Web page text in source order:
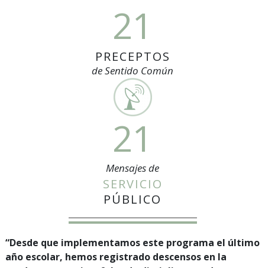
21
PRECEPTOS
de Sentido Común
21
Mensajes de
SERVICIO
PÚBLICO
“Desde que implementamos este programa el último
año escolar, hemos registrado descensos en la